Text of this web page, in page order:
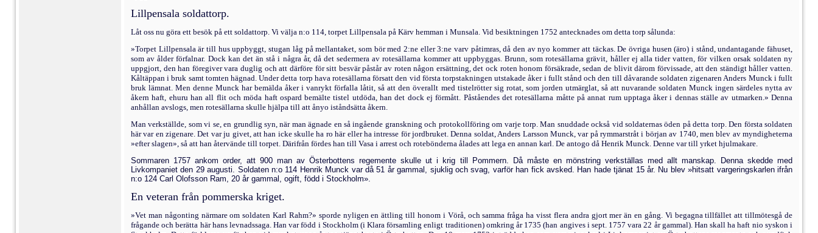
Lillpensala soldattorp.
Låt oss nu göra ett besök på ett soldattorp. Vi välja n:o 114, torpet Lillpensala på Kärv hemman i Munsala. Vid be­siktningen 1752 antecknades om detta torp sålunda:
»Torpet Lillpensala är till hus uppbyggt, stugan låg på mellantaket, som bör med 2:ne eller 3:ne varv påtimras, då den av nyo kommer att täckas. De övriga husen (äro) i stånd, undantagande fähuset,
som av ålder förfalnar. Dock kan det än stå i några år, då det sedermera av rotesällarna kommer att uppbyggas. Brunn, som rotesällarna grävit, håller ej alla tider vatten, för vilken orsak soldaten ny
uppgjort, den han föregiver vara duglig och att därföre för sitt besvär påstår av roten någon ersättning, det ock ro­ten honom försäkrade, sedan de blivit därom förvissade, att den ständigt håller vatten.
Kåltäppan i bruk samt tom­ten hägnad. Under detta torp hava rotesällarna försatt den vid första torpstakningen utstakade åker i fullt stånd och den till dåvarande soldaten zigenaren Anders Munck i fullt
bruk lämnat. Men denne Munck har bemälda åker i vanrykt förfalla låtit, så att den överallt med tistelrötter sig rotat, som jorden utmärglat, så att nuvarande soldaten Munck ingen särdeles nytta av
åkern haft, ehuru han all flit och möda haft ospard bemälte tistel utdöda, han det dock ej förmått. Påståendes det rotesällarna måtte på an­nat rum upptaga åker i dennas ställe av utmarken.» Denna
anhållan avslogs, men rotesällarna skulle hjälpa till att ånyo iståndsätta åkern.
Man verkställde, som vi se, en grundlig syn, när man äg­nade en så ingående granskning och protokollföring om varje torp. Man snuddade också vid soldaternas öden på detta torp. Den första soldaten
här var en zigenare. Det var ju givet, att han icke skulle ha ro här eller ha intresse för jordbruket. Denna soldat, Anders Larsson Munck, var på rymmarstråt i början av 1740, men blev av myndighe­terna
»efter slagen», så att han återvände till torpet. Där­ifrån fördes han till Vasa i arrest och rotebönderna ålades att lega en annan karl. De antogo då Henrik Munck. Denne var till yrket hjulmakare.
Sommaren 1757 ankom order, att 900 man av Öster­bottens regemente skulle ut i krig till Pommern. Då måste en mönstring verkställas med allt manskap. Denna skedde med
Livkompaniet den 29 augusti. Soldaten n:o 114 Hen­rik Munck var då 51 år gammal, sjuklig och svag, varför han fick avsked. Han hade tjänat 15 år. Nu blev »hitsatt vargeringskarlen ifrån
n:o 124 Carl Olofsson Ram, 20 år gammal, ogift, född i Stockholm».
En veteran från pommerska kriget.
»Vet man någonting närmare om soldaten Karl Rahm?» sporde nyligen en ättling till honom i Vörå, och samma fråga ha visst flera andra gjort mer än en gång. Vi begagna tillfället att tillmötesgå de
frågande och berätta här hans levnadssaga. Han var född i Stockholm (i Klara församling enligt traditionen) omkring år 1735 (han angives i sept. 1757 vara 22 år gammal). Han skall ha haft nio syskon i